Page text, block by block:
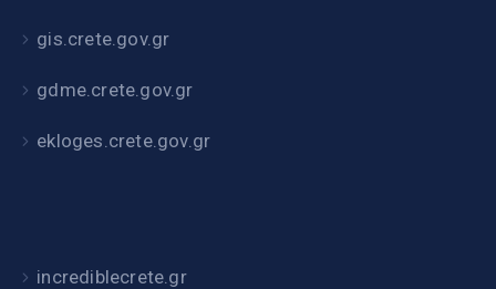
gis.crete.gov.gr
gdme.crete.gov.gr
ekloges.crete.gov.gr
incrediblecrete.gr